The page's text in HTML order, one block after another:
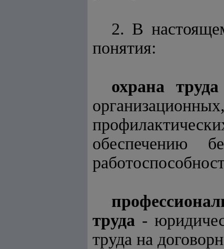
2. В
понятия:
охрана труда
обеспечению
труда -
труда на